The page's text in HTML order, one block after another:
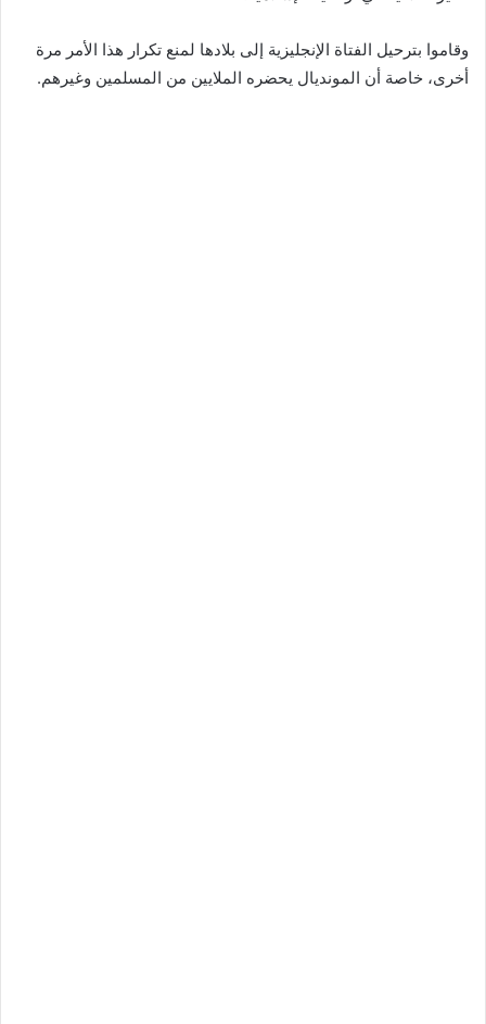
وقاموا بترحيل الفتاة الإنجليزية إلى بلادها لمنع تكرار هذا الأمر مرة
أخرى، خاصة أن المونديال يحضره الملايين من المسلمين وغيرهم.